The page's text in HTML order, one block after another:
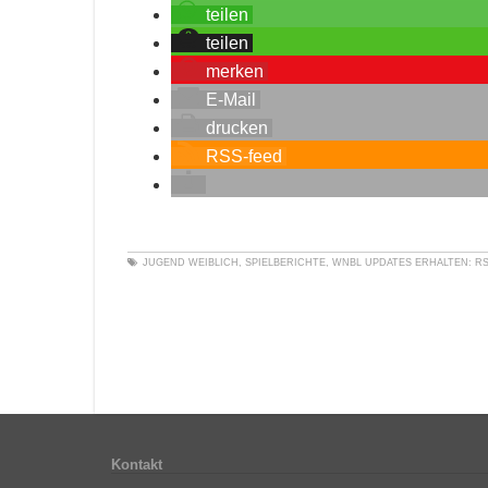
teilen
teilen
merken
E-Mail
drucken
RSS-feed
JUGEND WEIBLICH , SPIELBERICHTE, WNBL UPDATES ERHALTEN:
Kontakt